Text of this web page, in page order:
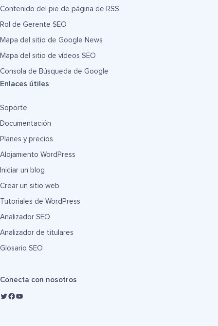
Contenido del pie de página de RSS
Rol de Gerente SEO
Mapa del sitio de Google News
Mapa del sitio de vídeos SEO
Consola de Búsqueda de Google
Enlaces útiles
Soporte
Documentación
Planes y precios
Alojamiento WordPress
Iniciar un blog
Crear un sitio web
Tutoriales de WordPress
Analizador SEO
Analizador de titulares
Glosario SEO
Conecta con nosotros